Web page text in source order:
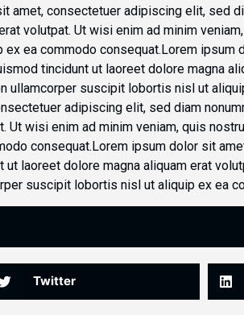
amet, consectetuer adipiscing elit, sed
volutpat. Ut wisi enim ad minim
ea commodo consequat.Lorem ipsum
tincidunt ut laoreet dolore magna
ullamcorper suscipit lobortis nisl ut
adipiscing elit, sed diam
Ut wisi enim ad minim veniam, quis
consequat.Lorem ipsum dolor sit
laoreet dolore magna aliquam erat
suscipit lobortis nisl ut aliquip ex ea
Twitter